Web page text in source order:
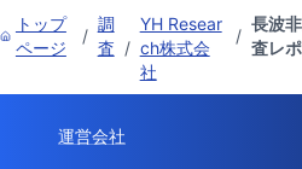
トップ
ページ
/
調
査 /
YH Resear
ch株式会
社
/
長波
査レ
運営会社